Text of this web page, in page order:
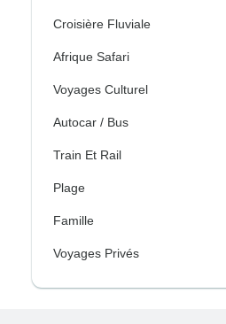
Croisière Fluviale
Afrique Safari
Voyages Culturel
Autocar / Bus
Train Et Rail
Plage
Famille
Voyages Privés